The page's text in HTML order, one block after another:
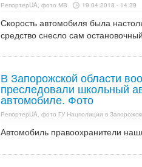
РепортерUA, фото МВ 19.04.2018 - 14:39
Скорость автомобиля была
средство снесло сам
В Запорожской области
преследовали школьный
автомобиле. Фото
РепортерUA, фото ГУ Нацполиции в
Автомобиль правоохранители